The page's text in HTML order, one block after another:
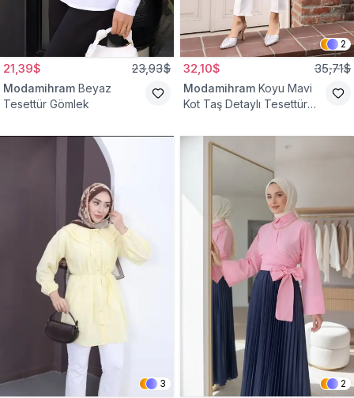
21,39$ 23,93$
Modamihram Beyaz
Tesettür Gömlek
2
32,10$ 35,71$
Modamihram Koyu Mavi
Kot Taş Detaylı Tesettür
3 2